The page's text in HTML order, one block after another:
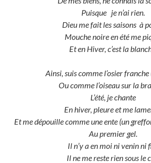
Puisque je n’ai rien.
Dieu me fait les saisons à
Mouche noire en été me
Et en Hiver, c’est la
Ainsi, suis comme l’osier franche
Ou comme l’oiseau sur la
L’été, je chante
En hiver, pleure et me
Et me dépouille comme une ente (un
Au premier gel.
Il n’y a en moi ni venin ni
Il ne me reste rien sous le